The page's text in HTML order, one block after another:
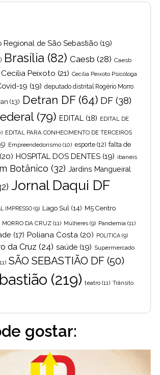
Regional de São Sebastião (19)
Brasília (82) Caesb (28) Caesb
Cecilia Peixoto (21) Cecília Peixoto Psicóloga
19 (19) deputado distrital Rogério Morro
(13) Detran DF(64) DF (38)
(79) EDITAL (18) EDITAL DE
EDITAL PARA CONHECIMENTO DE TERCEIROS
Empreendedorismo (10) esporte (12) falta de
(20) HOSPITAL DOS DENTES (19) ibaneis
Botânico (32) Jardins Mangueiral
Jornal Daqui DF
IMPRESSO (9) Lago Sul (14) M5 Centro
MORRO DA CRUZ (11) Mulheres (9) Pandemia (11)
(17) Poliana Costa (20) POLITICA (9)
da Cruz (24) saúde (19) Supermercado
SÃO SEBASTIÃO DF (50)
(219) teatro (11) Trânsito
gostar: